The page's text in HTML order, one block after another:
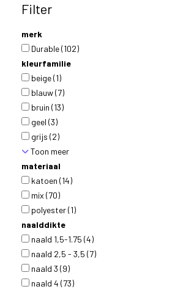
Filter
merk
Durable(102)
kleurfamilie
beige(1)
blauw(7)
bruin (13)
geel (3)
grijs (2)
Toon meer
materiaal
katoen (14)
mix (70)
polyester(1)
naalddikte
naald 1,5-1.75 (4)
naald 2,5 - 3,5 (7)
naald 3 (9)
naald 4 (73)